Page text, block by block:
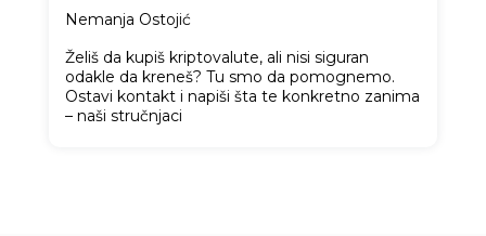
Nemanja Ostojić
Želiš da kupiš kriptovalute, ali nisi siguran
odakle da kreneš? Tu smo da pomognemo.
Ostavi kontakt i napiši šta te konkretno zanima
– naši stručnjaci